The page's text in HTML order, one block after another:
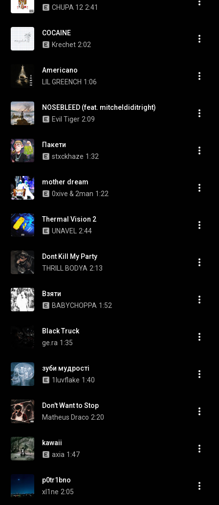
CHUPA 12 2:41
COCAINE
Krechet 2:02
Americano
LIL GREENCH 1:06
NOSEBLEED (feat. mitcheldiditright)
Evil Tiger 2:09
Пакети
stxckhaze 1:32
mother dream
0xive & 2man 1:22
Thermal Vision 2
UNAVEL
2:44
Dont Kill My Party
THRILL BODYA 2:13
Взяти
BABYCHOPPA 1:52
Black Truck
ge.ra 1:35
зуби мудрості
1luvflake 1:40
Don't Want to Stop
Matheus Draco 2:20
kawaii
axia 1:47
p0tr1bno
xl1ne 2:05